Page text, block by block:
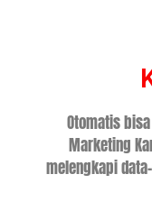
Otomatis
Marketing
melengkapi